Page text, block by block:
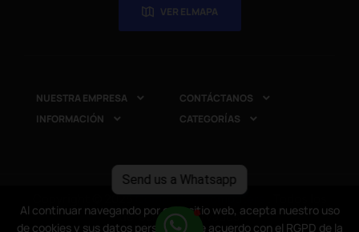
Send us a Whatsapp
Al continuar navegando por este sitio web, acepta nuestro uso
de cookies y sus datos personales de acuerdo con el RGPD de la
VER EL MAPA
NUESTRA EMPRESA  CONTÁCTANOS 
INFORMACIÓN  CATEGORÍAS 
Al continuar navegando por este sitio web, acepta nuestro uso
de cookies y sus datos personales de acuerdo con el RGPD de la
Copyright © 2025CompuRed Computers
derechos reservados